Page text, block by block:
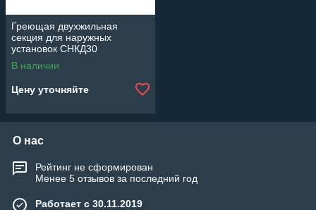
Греющая двухжильная
секция для наружных
установок СНКД30
(Мощность: 30 Вт/м)
В наличии
Цену уточняйте
О нас
Рейтинг не сформирован
Менее 5 отзывов за последний год
Работает с 30.11.2019